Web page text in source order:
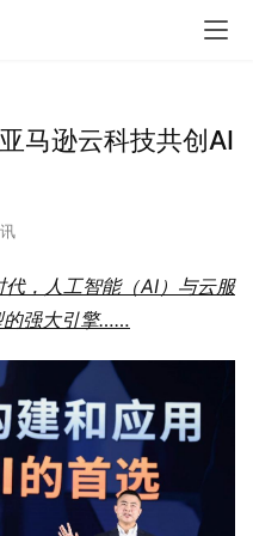
马逊云科技共创AI
，人工智能（AI）与云服
强大引擎……